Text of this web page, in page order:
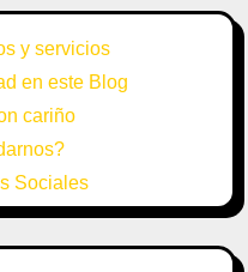
y servicios
en este Blog
cariño
Sociales